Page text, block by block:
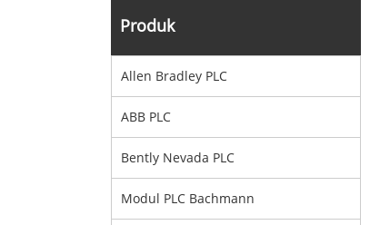
Produk
Allen Bradley PLC
ABB PLC
Bently Nevada PLC
Modul PLC Bachmann